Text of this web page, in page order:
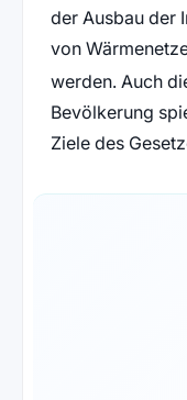
der Ausbau der
von
werden. Auch
Bevölkerung
Ziele des